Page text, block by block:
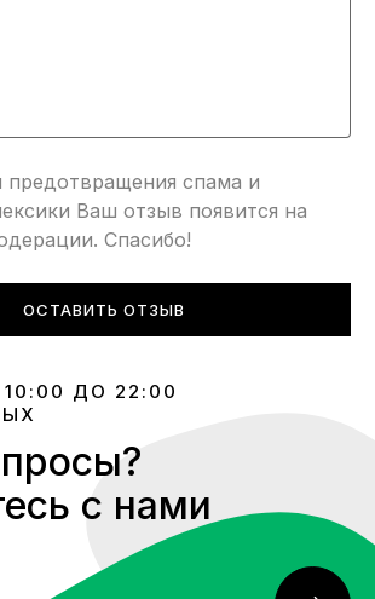
предотвращения спама и
Ваш отзыв появится на
Спасибо!
ОСТАВИТЬ ОТЗЫВ
ДО 22:00
с нами